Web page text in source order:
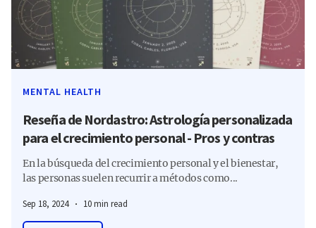
MENTAL HEALTH
Reseña de Nordastro: Astrología personalizada
para el crecimiento personal - Pros y contras
En la búsqueda del crecimiento personal y el bienestar,
las personas suelen recurrir a métodos como...
Sep 18, 2024 10 min read